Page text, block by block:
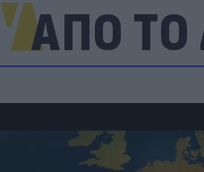
ΑΠΟ ΤΟ